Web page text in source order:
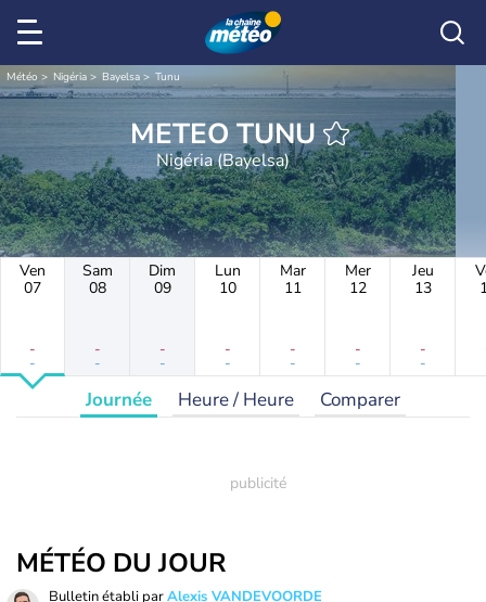
Météo Nigéria Bayelsa Tunu
METEO TUNU
Nigéria (Bayelsa)
Ven
07
-
-
Sam
08
-
-
Dim
09
-
-
Lun
10
-
-
Mar
11
-
-
Mer
12
-
-
Jeu
13
-
-
Journée Heure / Heure Comparer
MÉTÉO DU JOUR
Bulletin établi parAlexis VANDEVOORDE